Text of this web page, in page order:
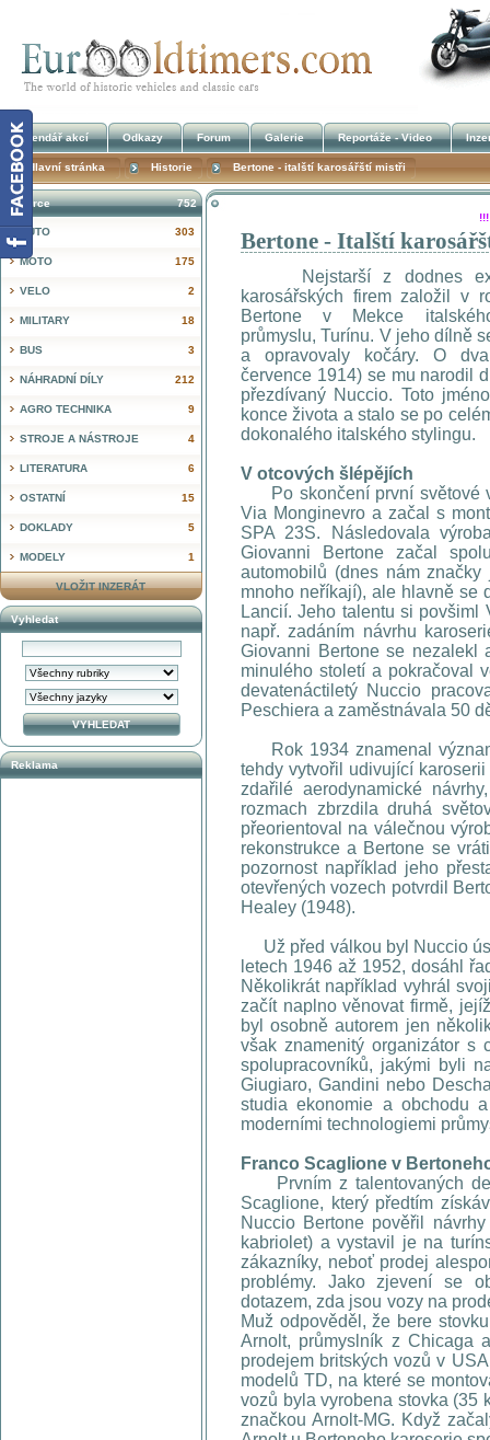
Bertone - Italští
Nejstarší z dodnes
karosářských firem založil v
Bertone v Mekce
průmyslu, Turínu. V jeho dílně
a opravovaly kočáry. O
července 1914) se mu narodil
přezdívaný Nuccio. Toto
konce života a stalo se po
dokonalého italského stylingu.
V otcových šlépějích
Po skončení první světové
Via Monginevro a začal s
SPA 23S. Následovala
Giovanni Bertone začal
automobilů (dnes nám
mnoho neříkají), ale hlavně se
Lancií. Jeho talentu si povšiml
např. zadáním návrhu
Giovanni Bertone se nezalekl
minulého století a pokračoval
devatenáctiletý Nuccio
Peschiera a zaměstnávala 50
Rok 1934 znamenal
tehdy vytvořil udivující
zdařilé aerodynamické
rozmach zbrzdila druhá
přeorientoval na válečnou
rekonstrukce a Bertone se
pozornost například jeho
otevřených vozech potvrdil
Healey (1948).
Už před válkou byl Nuccio
letech 1946 až 1952, dosáhl
Několikrát například vyhrál
začít naplno věnovat firmě,
byl osobně autorem jen
však znamenitý organizátor s
spolupracovníků, jakými byli
Giugiaro, Gandini nebo
studia ekonomie a obchodu
moderními technologiemi
Franco Scaglione v
Prvním z talentovaných
Scaglione, který předtím
Nuccio Bertone pověřil
kabriolet) a vystavil je na
zákazníky, neboť prodej
problémy. Jako zjevení se
dotazem, zda jsou vozy na
Muž odpověděl, že bere
Arnolt, průmyslník z Chicaga
prodejem britských vozů v
modelů TD, na které se
vozů byla vyrobena stovka (35
značkou Arnolt-MG. Když
752
Inzerce
303
AUTO
175
MOTO
2
VELO
18
MILITARY
3
BUS
212
NÁHRADNÍ DÍLY
9
AGRO TECHNIKA
4
STROJE A NÁSTROJE
6
LITERATURA
15
OSTATNÍ
5
DOKLADY
1
MODELY
VLOŽIT INZERÁT
Vyhledat
Reklama
Kalendář akcí Odkazy Forum Galerie Reportáže - Video
Hlavní stránka Historie Bertone - italští karosářští mistři